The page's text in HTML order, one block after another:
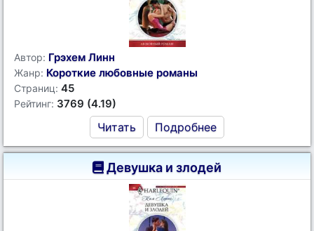
Автор: Грэхем Линн
Жанр: Короткие любовные романы
Страниц: 45
Рейтинг: 3769 (4.19)
Читать Подробнее
Девушка и злодей